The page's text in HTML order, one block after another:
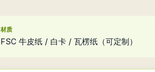
材质
FSC 牛皮纸 / 白卡 / 瓦楞纸（可定制）